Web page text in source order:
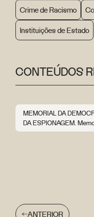
Crime de Racismo
Instituições de Estado
CONTEÚDOS
MEMORIAL DA
DA ESPIONAGEM.
ANTERIOR